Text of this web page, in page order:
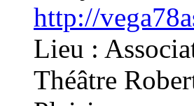
http://
Lieu :
Théâtre